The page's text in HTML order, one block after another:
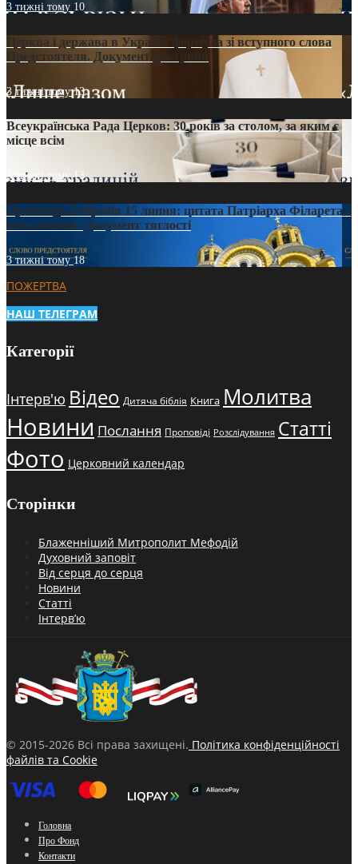
3 тижні тому 10
Церква і держава в Україні: формула зі вступного слова
Предстоятеля. Документ доктрини
3 тижні тому13
Всеукраїнська Рада Церков: 30 років за столом, за яким є
місце всім
3 тижні тому13
Проповідь Епіфанія 15 липня: цитата Патріарха Філарета з
його амвона. Документ тяглості
3 тижні тому18
ПОЖЕРТВА
НАШ ТЕЛЕГРАМ
Категорії
Інтерв'ю Відео Дитяча біблія Книга Молитва
Новини Послання Проповіді Розслідування Статті
Фото Церковний календар
Сторінки
Блаженніший Митрополит Мефодій
Духовний заповіт
Від серця до серця
Новини
Статті
Інтерв’ю
© 2015-2026 Всі права захищені. Політика конфіденційності
файлів та Cookie
Головна
Про Фонд
Контакти